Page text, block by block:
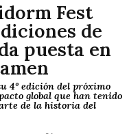
Fest
de
puesta en
4º edición del próximo
global que han tenido
de la historia del